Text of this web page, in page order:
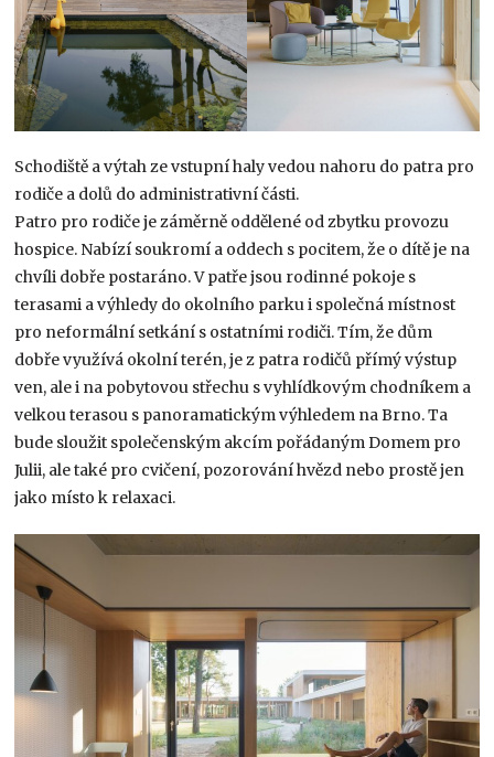
Schodiště a výtah ze vstupní haly vedou nahoru do patra pro
rodiče a dolů do administrativní části.
Patro pro rodiče je záměrně oddělené od zbytku provozu
hospice. Nabízí soukromí a oddech s pocitem, že o dítě je na
chvíli dobře postaráno. V patře jsou rodinné pokoje s
terasami a výhledy do okolního parku i společná místnost
pro neformální setkání s ostatními rodiči. Tím, že dům
dobře využívá okolní terén, je z patra rodičů přímý výstup
ven, ale i na pobytovou střechu s vyhlídkovým chodníkem a
velkou terasou s panoramatickým výhledem na Brno. Ta
bude sloužit společenským akcím pořádaným Domem pro
Julii, ale také pro cvičení, pozorování hvězd nebo prostě jen
jako místo k relaxaci.